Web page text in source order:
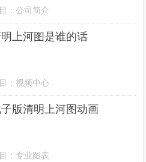
：公司简介
上河图是谁的话
：视频中心
版清明上河图动画
：专业图表